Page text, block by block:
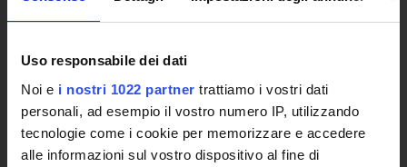
Uso responsabile dei dati
Noi e i nostri 1022 partner trattiamo i vostri dati
personali, ad esempio il vostro numero IP, utilizzando
tecnologie come i cookie per memorizzare e accedere
alle informazioni sul vostro dispositivo al fine di
Bandi e Concorsi
International Cooperation
L'infrastruttura di e-Learning
Eventi
Siti Istituzionali e Progetti Interuniversitari
Accesso alla Banca Dati di Segreteria Online